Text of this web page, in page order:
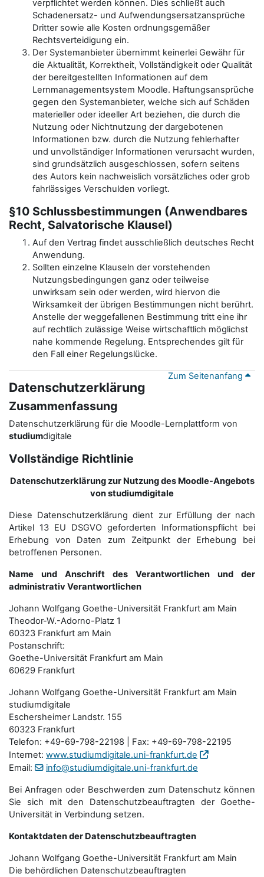
verpflichtet werden können. Dies schließt auch
Schadenersatz- und Aufwendungsersatzansprüche
Dritter sowie alle Kosten ordnungsgemäßer
Rechtsverteidigung ein.
Der Systemanbieter übernimmt keinerlei Gewähr für
die Aktualität, Korrektheit, Vollständigkeit oder Qualität
der bereitgestellten Informationen auf dem
Lernmanagementsystem Moodle. Haftungsansprüche
gegen den Systemanbieter, welche sich auf Schäden
materieller oder ideeller Art beziehen, die durch die
Nutzung oder Nichtnutzung der dargebotenen
Informationen bzw. durch die Nutzung fehlerhafter
und unvollständiger Informationen verursacht wurden,
sind grundsätzlich ausgeschlossen, sofern seitens
des Autors kein nachweislich vorsätzliches oder grob
fahrlässiges Verschulden vorliegt.
§10 Schlussbestimmungen (Anwendbares
Recht, Salvatorische Klausel)
Auf den Vertrag findet ausschließlich deutsches Recht
Anwendung.
Sollten einzelne Klauseln der vorstehenden
Nutzungsbedingungen ganz oder teilweise
unwirksam sein oder werden, wird hiervon die
Wirksamkeit der übrigen Bestimmungen nicht berührt.
Anstelle der weggefallenen Bestimmung tritt eine ihr
auf rechtlich zulässige Weise wirtschaftlich möglichst
nahe kommende Regelung. Entsprechendes gilt für
den Fall einer Regelungslücke.
Zum Seitenanfang
Datenschutzerklärung
Zusammenfassung
Datenschutzerklärung für die Moodle-Lernplattform von
studiumdigitale
Vollständige Richtlinie
Datenschutzerklärung zur Nutzung des Moodle-Angebots
von studiumdigitale
Diese Datenschutzerklärung dient zur Erfüllung der nach
Artikel 13 EU DSGVO geforderten Informationspflicht bei
Erhebung von Daten zum Zeitpunkt der Erhebung bei
betroffenen Personen.
Name und Anschrift des Verantwortlichen und der
administrativ Verantwortlichen
Johann Wolfgang Goethe-Universität Frankfurt am Main
Theodor-W.-Adorno-Platz 1
60323 Frankfurt am Main
Postanschrift:
Goethe-Universität Frankfurt am Main
60629 Frankfurt
Johann Wolfgang Goethe-Universität Frankfurt am Main
studiumdigitale
Eschersheimer Landstr. 155
60323 Frankfurt
Telefon: +49-69-798-22198 | Fax: +49-69-798-22195
Internet: www.studiumdigitale.uni-frankfurt.de
Email:
info@studiumdigitale.uni-frankfurt.de
Bei Anfragen oder Beschwerden zum Datenschutz können
Sie sich mit den Datenschutz­beauftragten der Goethe-
Universität in Verbindung setzen.
Kontaktdaten der Datenschutzbeauftragten
Johann Wolfgang Goethe-Universität Frankfurt am Main
Die behördlichen Datenschutzbeauftragten